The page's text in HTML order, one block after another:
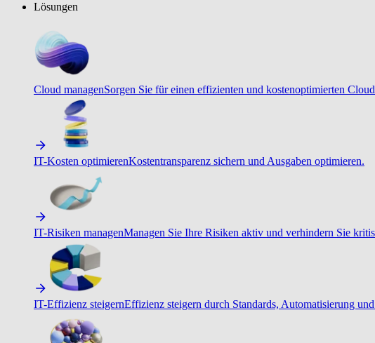
Lösungen
Cloud managenSorgen Sie für einen effizienten und kostenoptimierten
IT-Kosten optimierenKostentransparenz sichern und Ausgaben optimieren.
IT-Risiken managenManagen Sie Ihre Risiken aktiv und verhindern Sie
IT-Effizienz steigernEffizienz steigern durch Standards, Automatisierung